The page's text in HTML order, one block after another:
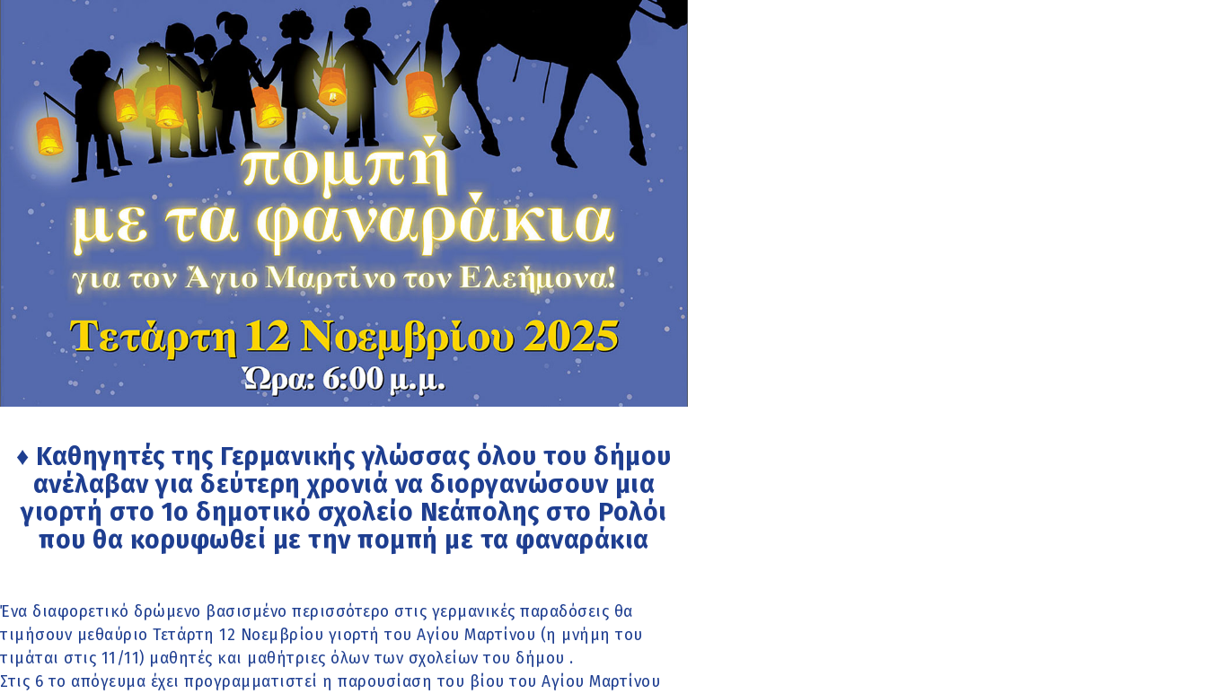
♦ Καθηγητές της Γερμανικής γλώσσας όλου του δήμου
ανέλαβαν για δεύτερη χρονιά να διοργανώσουν μια
γιορτή στο 1ο δημοτικό σχολείο Νεάπολης στο Ρολόι
που θα κορυφωθεί με την πομπή με τα φαναράκια
Ένα διαφορετικό δρώμενο βασισμένο περισσότερο στις γερμανικές παραδόσεις θα
τιμήσουν μεθαύριο Τετάρτη 12 Νοεμβρίου γιορτή του Αγίου Μαρτίνου (η μνήμη του
τιμάται στις 11/11) μαθητές και μαθήτριες όλων των σχολείων του δήμου .
Στις 6 το απόγευμα έχει προγραμματιστεί η παρουσίαση του βίου του Αγίου Μαρτίνου